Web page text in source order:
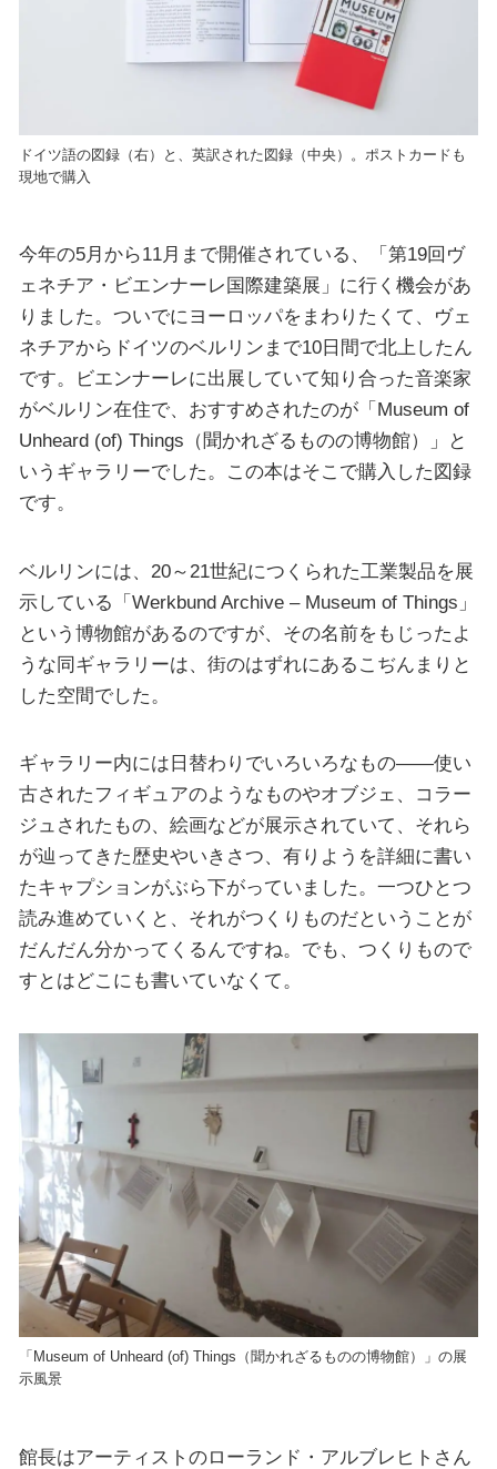
ドイツ語の図録（右）と、英訳された図録（中央）。ポストカードも
現地で購入
今年の5月から11月まで開催されている、「第19回ヴ
ェネチア・ビエンナーレ国際建築展」に行く機会があ
りました。ついでにヨーロッパをまわりたくて、ヴェ
ネチアからドイツのベルリンまで10日間で北上したん
です。ビエンナーレに出展していて知り合った音楽家
がベルリン在住で、おすすめされたのが「Museum of
Unheard (of) Things（聞かれざるものの博物館）」と
いうギャラリーでした。この本はそこで購入した図録
です。
ベルリンには、20～21世紀につくられた工業製品を展
示している「Werkbund Archive – Museum of Things」
という博物館があるのですが、その名前をもじったよ
うな同ギャラリーは、街のはずれにあるこぢんまりと
した空間でした。
ギャラリー内には日替わりでいろいろなもの――使い
古されたフィギュアのようなものやオブジェ、コラー
ジュされたもの、絵画などが展示されていて、それら
が辿ってきた歴史やいきさつ、有りようを詳細に書い
たキャプションがぶら下がっていました。一つひとつ
読み進めていくと、それがつくりものだということが
だんだん分かってくるんですね。でも、つくりもので
すとはどこにも書いていなくて。
「Museum of Unheard (of) Things（聞かれざるものの博物館）」の展
示風景
館長はアーティストのローランド・アルブレヒトさん